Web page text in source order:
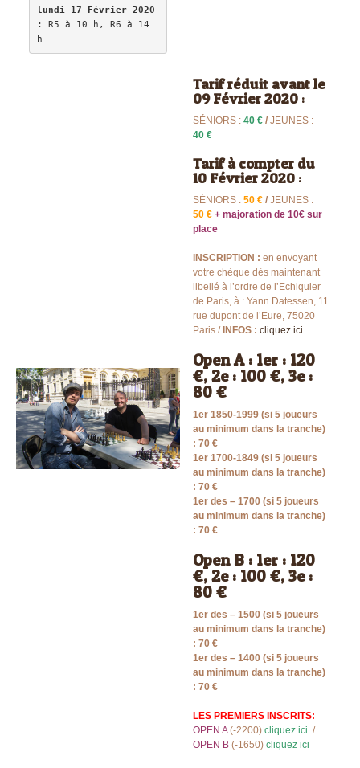
lundi 17 Février 2020
:
R5 à 10 h, R6 à 14
h
Tarif réduit avant le
09 Février 2020 :
SÉNIORS :40 € / JEUNES :
40 €
Tarif à compter du
10 Février 2020 :
SÉNIORS :50 € / JEUNES :
50 €+ majoration de 10€ sur
place
INSCRIPTION : en envoyant
votre chèque dès maintenant
libellé à l’ordre de l’Echiquier
de Paris, à : Yann Datessen, 11
rue dupont de l’Eure, 75020
Paris / INFOS : cliquez ici
Open A : 1er : 120
€, 2e : 100 €, 3e :
80 €
1er 1850-1999 (si 5 joueurs
au minimum dans la tranche)
: 70 €
1er 1700-1849 (si 5 joueurs
au minimum dans la tranche)
: 70 €
1er des – 1700 (si 5 joueurs
au minimum dans la tranche)
: 70 €
Open B : 1er : 120
€, 2e : 100 €, 3e :
80 €
1er des – 1500 (si 5 joueurs
au minimum dans la tranche)
: 70 €
1er des – 1400 (si 5 joueurs
au minimum dans la tranche)
: 70 €
LES PREMIERS INSCRITS:
OPEN A(-2200)cliquez ici /
OPEN B (-1650)cliquez ici